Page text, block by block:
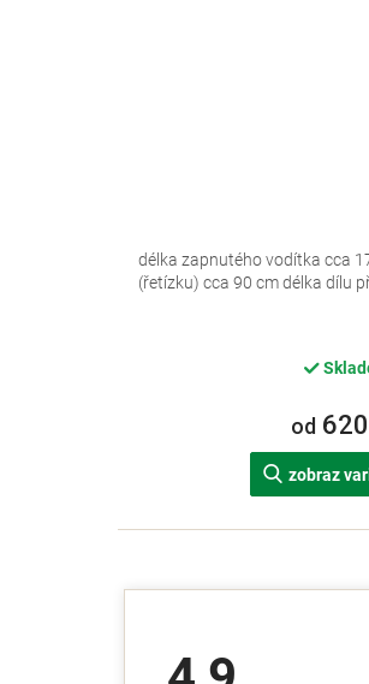
od
zobraz
délka zapnutého vodítka cca
(řetízku) cca 90 cm délka dílu